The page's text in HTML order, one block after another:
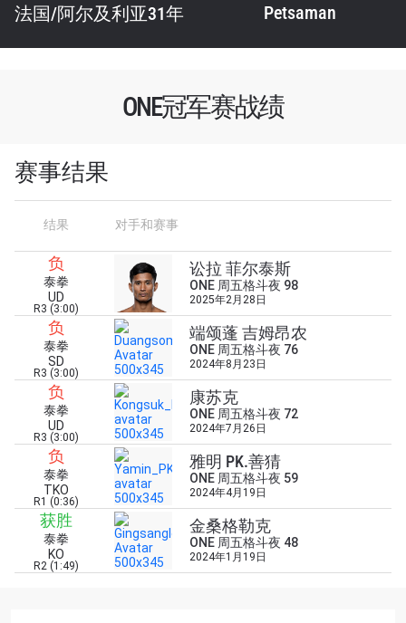
法国/阿尔及利亚31年 Petsaman
ONE冠军赛战绩
赛事结果
结果 对手和赛事
负
泰拳
UD
R3 (3:00)
讼拉 菲尔泰斯
ONE 周五格斗夜 98
2025年2月28日
负
泰拳
SD
R3 (3:00)
端颂蓬 吉姆昂农
ONE 周五格斗夜 76
2024年8月23日
负
泰拳
UD
R3 (3:00)
康苏克
ONE 周五格斗夜 72
2024年7月26日
负
泰拳
TKO
R1 (0:36)
雅明 PK.善猜
ONE 周五格斗夜 59
2024年4月19日
获胜
泰拳
KO
R2 (1:49)
金桑格勒克
ONE 周五格斗夜 48
2024年1月19日
对手
赛事
浏览了解更多
在任何地域观看ONE冠军赛，现在注册获得权限了
解最新资讯、解锁特别福利以及优先机遇获得直播
场次的最佳座位！
邮箱
名字